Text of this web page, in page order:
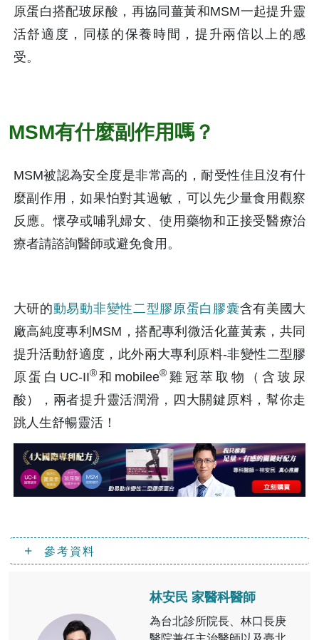
原蛋白搭配玻尿酸，再協同薑黃和MSM一起提升靈
活舒適度，同樣的保養時間，提升兩倍以上的感
受。
MSM有什麼副作用嗎？
MSM被認為安全度是非常高的，耐受性佳且沒有什
麼副作用，如果怕對其過敏，可以先少量食用觀察
反應。懷孕或哺乳婦女、使用藥物和正接受醫療治
療者請諮詢醫師或避免食用。
大研的動易動非變性二型膠原蛋白膠囊含有美國大
廠高純度專利MSM，搭配專利微活化薑黃素，共同
提升活動舒適度，此外兩大專利原料-非變性二型膠
原蛋白UC-II®和mobilee® 雞冠萃取物（含玻尿
酸），兩者提升靈活潤滑，四大關鍵原料，幫你走
跳人生舒暢靈活！
參考資料
林安民 家醫科醫師
為台北診所院長、林口長庚